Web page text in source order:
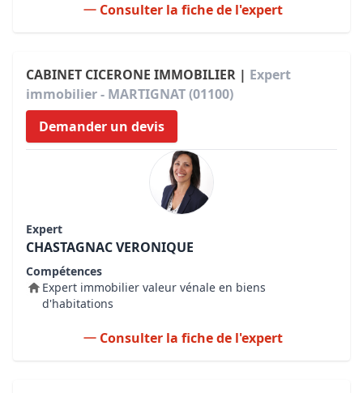
Consulter la fiche de l'expert
CABINET CICERONE IMMOBILIER | Expert
immobilier - MARTIGNAT (01100)
Demander un devis
Expert
CHASTAGNAC VERONIQUE
Compétences
Expert immobilier valeur vénale en biens
d'habitations
Consulter la fiche de l'expert